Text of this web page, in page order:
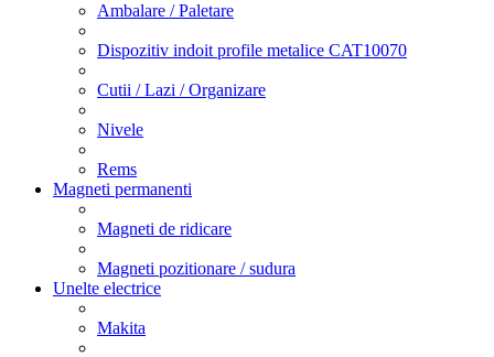
Ambalare / Paletare
Dispozitiv indoit profile metalice CAT10070
Cutii / Lazi / Organizare
Nivele
Rems
Magneti permanenti
Magneti de ridicare
Magneti pozitionare / sudura
Unelte electrice
Makita